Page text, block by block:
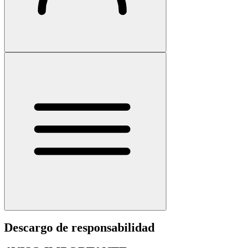
Descargo de responsabilidad